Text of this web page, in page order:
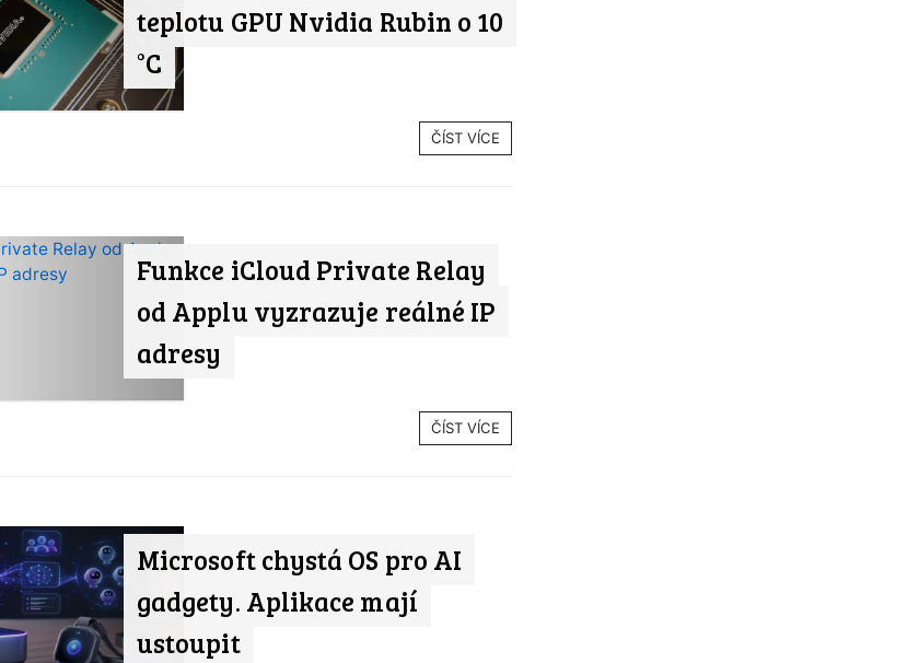
teplotu GPU Nvidia Rubin o 10
°C
ČÍST VÍCE
Funkce iCloud Private Relay
od Applu vyzrazuje reálné IP
adresy
ČÍST VÍCE
Microsoft chystá OS pro AI
gadgety. Aplikace mají
ustoupit